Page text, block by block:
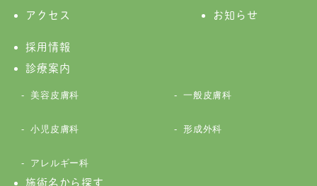
アクセス お知らせ
採用情報
診療案内
美容皮膚科 一般皮膚科
小児皮膚科 形成外科
アレルギー科
施術名から探す